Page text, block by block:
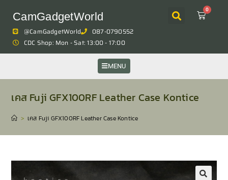
CamGadgetWorld
0
@CamGadgetWorld
087-0790552
CDC Shop: Mon - Sat: 13:00 - 17:00
MENU
เคส Fuji GFX100RF Leather Case Kontice
> เคส Fuji GFX100RF Leather Case Kontice